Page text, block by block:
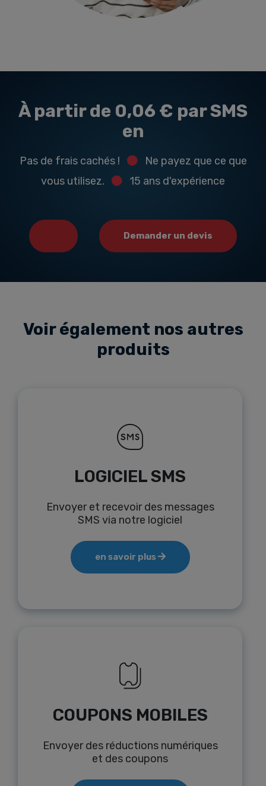
À partir de 0,06 € par SMS
en
Pas de frais cachés !
Ne payez que ce que
vous utilisez.
15 ans d'expérience
Demander un devis
Voir également nos autres
produits
LOGICIEL SMS
Envoyer et recevoir des messages
SMS via notre logiciel
en savoir plus
COUPONS MOBILES
Envoyer des réductions numériques
et des coupons